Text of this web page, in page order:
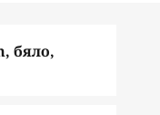
бяло,